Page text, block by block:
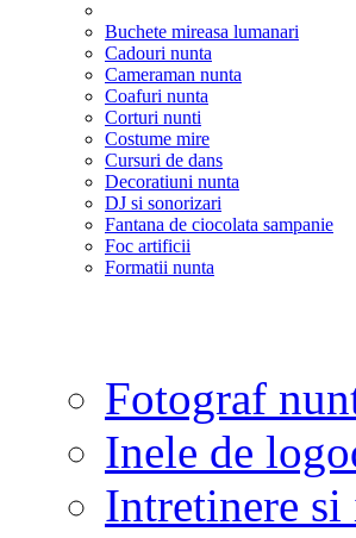
Buchete mireasa lumanari
Cadouri nunta
Cameraman nunta
Coafuri nunta
Corturi nunti
Costume mire
Cursuri de dans
Decoratiuni nunta
DJ si sonorizari
Fantana de ciocolata sampanie
Foc artificii
Formatii nunta
Fotograf
Inele de
Intretinere si